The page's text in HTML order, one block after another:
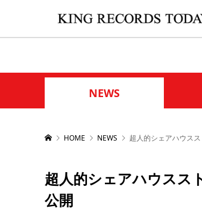
NEWS
HOME NEWS 超人的シェアハウス
超人的シェアハウスス
公開